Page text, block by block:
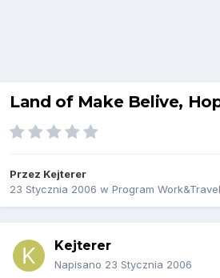
Land of Make Belive,
Przez Kejterer
23 Stycznia 2006 w Program
Kejterer
Napisano 23 Stycznia 2006